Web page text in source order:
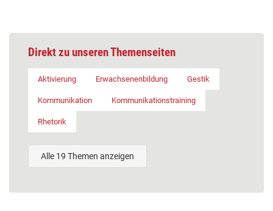
Direkt zu unseren Themenseiten
Aktivierung Erwachsenenbildung Gestik
Kommunikation Kommunikationstraining
Rhetorik
Alle 19 Themen anzeigen